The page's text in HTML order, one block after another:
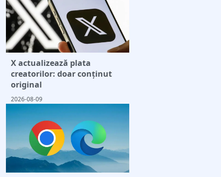
X actualizează plata
creatorilor: doar conținut
original
2026-08-09